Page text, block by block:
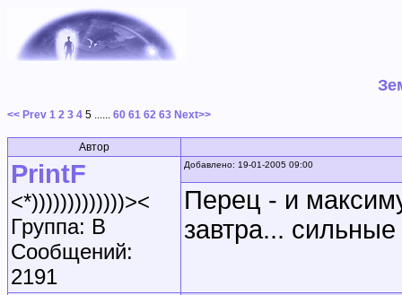
<< Prev 1 2 3 4 5 ...... 60 61 62 63 Next>>
Автор
PrintF
<*)))))))))))))><
Группа: B
Сообщений:
2191
Добавлено: 19-01-2005 09:00
Перец - и
завтра...